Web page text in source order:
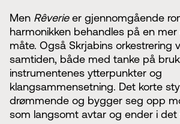
Men Rêverieer gjennomgående
harmonikken behandles på en
måte. Også Skrjabins orkestrering
samtiden, både med tanke på
instrumentenes ytterpunkter og
klangsammensetning. Det korte
drømmende og bygger seg opp
som langsomt avtar og ender i det